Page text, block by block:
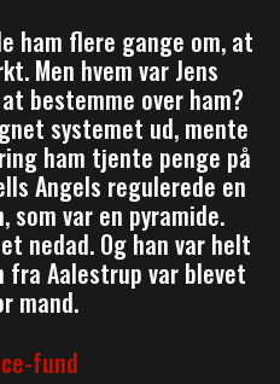
ham flere gange om, at
Men hvem var Jens
bestemme over ham?
systemet ud, mente
ham tjente penge på
Angels regulerede en
som var en pyramide.
nedad. Og han var helt
fra Aalestrup var blevet
mand.
fund